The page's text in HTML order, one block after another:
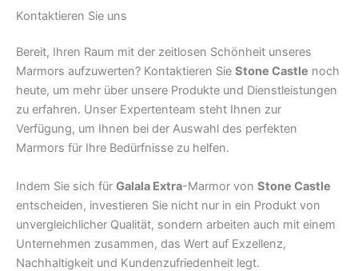
Kontaktieren Sie uns
Bereit, Ihren Raum mit der zeitlosen Schönheit unseres
Marmors aufzuwerten? Kontaktieren Sie Stone Castle noch
heute, um mehr über unsere Produkte und Dienstleistungen
zu erfahren. Unser Expertenteam steht Ihnen zur
Verfügung, um Ihnen bei der Auswahl des perfekten
Marmors für Ihre Bedürfnisse zu helfen.
Indem Sie sich für Galala Extra-Marmor von Stone Castle
entscheiden, investieren Sie nicht nur in ein Produkt von
unvergleichlicher Qualität, sondern arbeiten auch mit einem
Unternehmen zusammen, das Wert auf Exzellenz,
Nachhaltigkeit und Kundenzufriedenheit legt.